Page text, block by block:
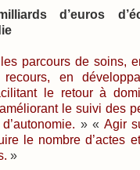
d’euros
parcours de soins,
en
le retour à
le suivi des
» « Agir
le nombre d’actes
»